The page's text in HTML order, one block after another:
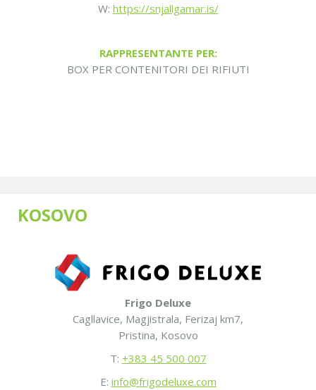
W: https://snjallgamar.is/
RAPPRESENTANTE PER:
BOX PER CONTENITORI DEI RIFIUTI
KOSOVO
Frigo Deluxe
Cagllavice, Magjistrala, Ferizaj km7,
Pristina, Kosovo
T: +383 45 500 007
E: info@frigodeluxe.com